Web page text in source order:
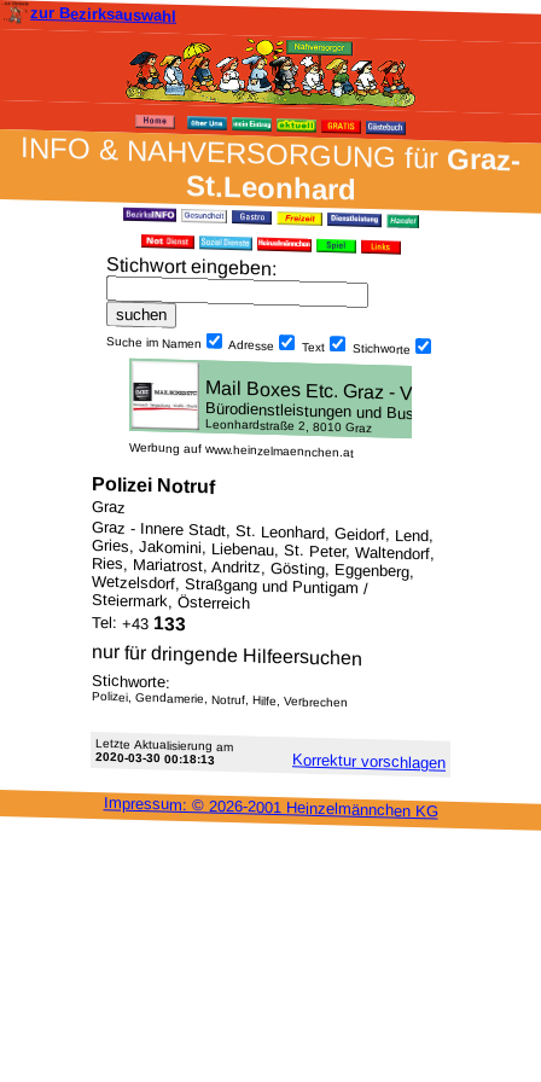
zur Bezirksauswahl
INFO & NAH­VER­SORG­UNG fürGraz-
St.Leonhard
Stich­wort ein­geben:
Suche im Namen Adresse Text Stich­worte
Werbung auf www.heinzelmaennchen.at
Polizei Notruf
Graz
Graz - Innere Stadt, St. Leonhard, Geidorf, Lend,
Gries, Jakomini, Liebenau, St. Peter, Waltendorf,
Ries, Mariatrost, Andritz, Gösting, Eggenberg,
Wetzelsdorf, Straßgang und Puntigam /
Steiermark, Österreich
Tel: +43 133
nur für dringende Hilfeersuchen
Stichworte:
Polizei, Gendamerie, Notruf, Hilfe, Verbrechen
Letzte Aktu­alisie­rung am
2020-03-30 00:18:13 Korrektur vor­schlagen
Impressum: © 2026-2001 Heinzel­männchen KG